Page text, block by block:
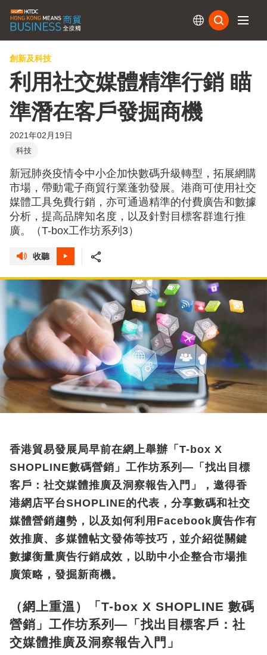
創新及科技
利用社交媒體精準行銷 瞄
準潛在客戶發掘商機
2021年02月19日
科技
新冠肺炎疫情令中小企加快數碼升級轉型，拓展網購
市場，帶動電子商貿行業蓬勃發展。港商可使用社交
媒體工具免費行銷，亦可通過精準的付費廣告和數據
分析，提高品牌知名度，以及針對目標客群進行推
廣。（T-box工作坊系列3）
收聽
香港貿易發展局早前在網上舉辦「T-box X
SHOPLINE數碼營銷」工作坊系列—「找出目標
客戶：社交媒體推廣及洞察報告入門」，邀得香
港網店平台SHOPLINE的代表，分享數碼和社交
媒體營銷趨勢，以及如何利用Facebook廣告作有
效推廣、多媒體帖文發佈等技巧，並介紹從關鍵
數據衡量廣告行銷成效，以助中小企整合市場推
廣策略，發掘新商機。
（網上重溫）「T-box X SHOPLINE 數碼
營銷」工作坊系列—「找出目標客戶：社
交媒體推廣及洞察報告入門」